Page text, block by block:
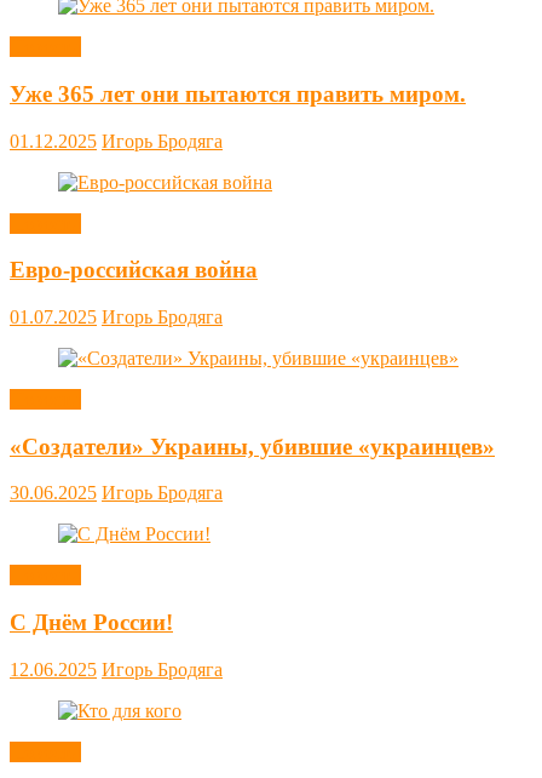
Уже 365 лет они пытаются править миром.
01.12.2025 Игорь Бродяга
Евро-российская война
01.07.2025 Игорь Бродяга
«Создатели» Украины, убившие «украинцев»
30.06.2025 Игорь Бродяга
С Днём России!
12.06.2025 Игорь Бродяга